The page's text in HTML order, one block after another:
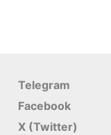
Telegram
Facebook
X (Twitter)